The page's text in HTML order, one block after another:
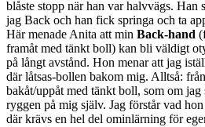
blåste stopp när han var halvvägs. Han
jag Back och han fick springa och ta
Här menade Anita att min Back-hand
framåt med tänkt boll) kan bli väldigt
på långt avstånd. Hon menar att jag
där låtsas-bollen bakom mig. Alltså:
bakåt/uppåt med tänkt boll, som om
ryggen på mig själv. Jag förstår vad
där krävs en hel del ominlärning för